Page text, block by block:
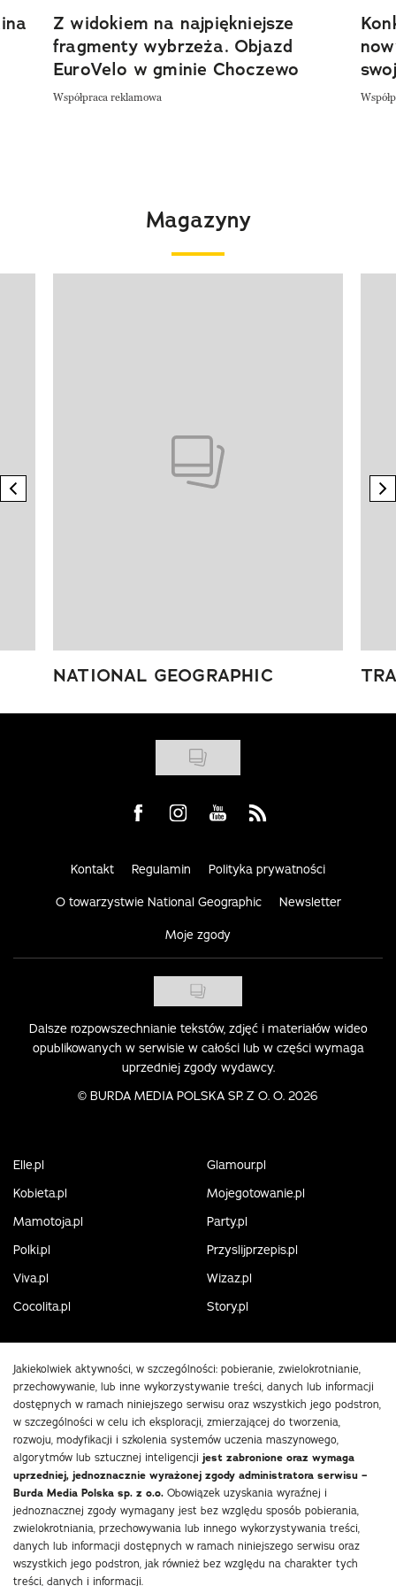
Z widokiem na najpiękniejsze
fragmenty wybrzeża. Objazd
EuroVelo w gminie Choczewo
Współpraca reklamowa
Magazyny
previous element
NATIONAL GEOGRAPHIC
Visit us on Facebook
Visit us on Instagram
Visit us on Youtube
Visit us on Rss
Kontakt Regulamin Polityka prywatności
O towarzystwie National Geographic Newsletter
Moje zgody
Dalsze rozpowszechnianie tekstów, zdjęć i materiałów wideo
opublikowanych w serwisie w całości lub w części wymaga
uprzedniej zgody wydawcy.
© BURDA MEDIA POLSKA SP. Z O. O. 2026
Elle.pl
Glamour.pl
Kobieta.pl
Mojegotowanie.pl
Mamotoja.pl
Party.pl
Polki.pl
Przyslijprzepis.pl
Viva.pl
Wizaz.pl
Cocolita.pl
Story.pl
Jakiekolwiek aktywności, w szczególności: pobieranie, zwielokrotnianie,
przechowywanie, lub inne wykorzystywanie treści, danych lub informacji
dostępnych w ramach niniejszego serwisu oraz wszystkich jego podstron,
w szczególności w celu ich eksploracji, zmierzającej do tworzenia,
rozwoju, modyfikacji i szkolenia systemów uczenia maszynowego,
algorytmów lub sztucznej inteligencji jest zabronione oraz wymaga
uprzedniej, jednoznacznie wyrażonej zgody administratora serwisu –
Burda Media Polska sp. z o.o. Obowiązek uzyskania wyraźnej i
jednoznacznej zgody wymagany jest bez względu sposób pobierania,
zwielokrotniania, przechowywania lub innego wykorzystywania treści,
danych lub informacji dostępnych w ramach niniejszego serwisu oraz
wszystkich jego podstron, jak również bez względu na charakter tych
treści, danych i informacji.